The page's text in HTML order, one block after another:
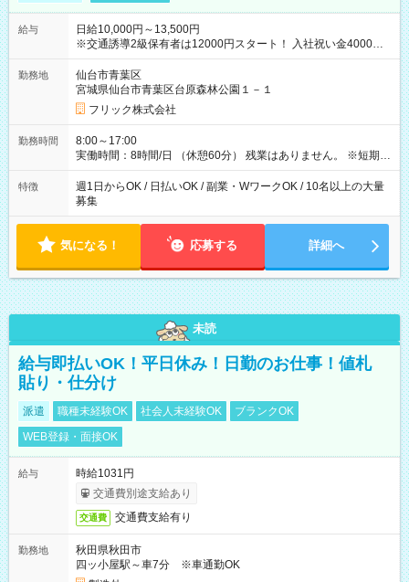
給与
日給10,000円～13,500円
※交通誘導2級保有者は12000円スタート！ 入社祝い金4000円
【試用期間】試用期間なし
勤務地
仙台市青葉区
宮城県仙台市青葉区台原森林公園１－１
フリック株式会社
勤務時間
8:00～17:00
実働時間：8時間/日 （休憩60分） 残業はありません。 ※短期の
募集は行っておりません。予めご了承くださいませ。
特徴
週1日からOK / 日払いOK / 副業・WワークOK / 10名以上の大量
募集
気になる！ 応募する 詳細へ
未読
給与即払いOK！平日休み！日勤のお仕事！値札
貼り・仕分け
派遣 職種未経験OK 社会人未経験OK
ブランクOK
WEB登録・面接OK
給与
時給1031円
交通費別途支給あり
交通費 交通費支給有り
勤務地
秋田県秋田市
四ッ小屋駅～車7分 ※車通勤OK